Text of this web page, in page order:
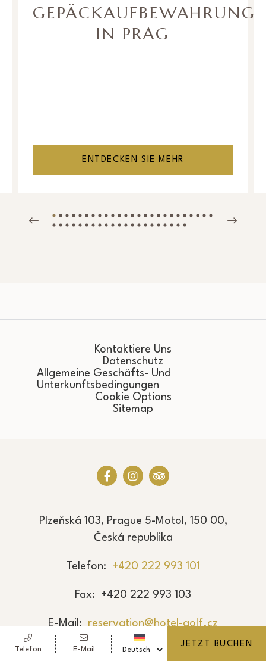
Telefon E-Mail
JETZT BUCHEN
GEPÄCKAUFBEWAHRUNG
IN PRAG
ENTDECKEN SIE MEHR
Kontaktiere Uns
Datenschutz
Allgemeine Geschäfts- Und
Unterkunftsbedingungen
Cookie Options
Sitemap
Plzeňská 103, Prague 5-Motol, 150 00,
Česká republika
Telefon +420 222 993 101
Fax +420 222 993 103
E-Mail reservation@hotel-golf.cz